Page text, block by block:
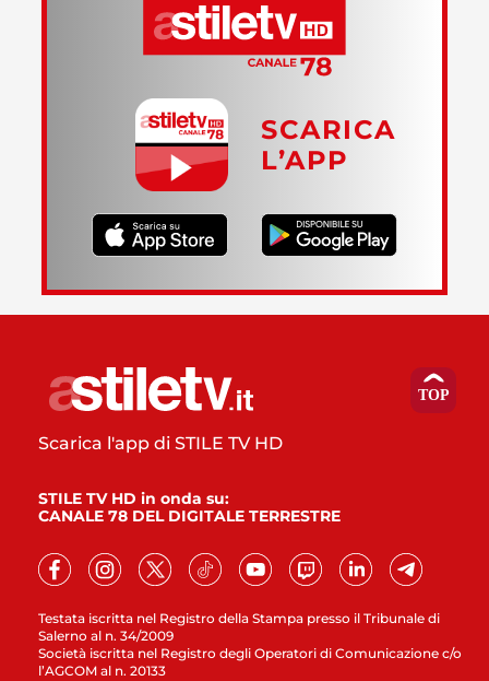
SCARICA
L’APP
Testata iscritta nel Registro della Stampa presso il Tribunale di
Salerno al n. 34/2009
Società iscritta nel Registro degli Operatori di Comunicazione c/o
l’AGCOM al n. 20133
Scarica l'app di STILE TV HD
STILE TV HD in onda su:
CANALE 78 DEL DIGITALE TERRESTRE